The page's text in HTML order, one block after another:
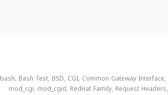
bash, Bash Test, BSD, CGI, Common Gateway Interface,
mod_cgi, mod_cgid, RedHat Family, Request Headers,